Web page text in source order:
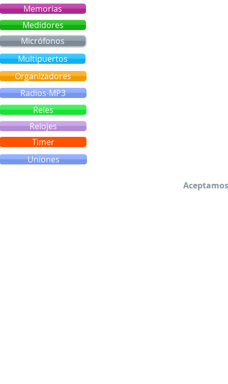
Memorias
Medidores
Micrófonos
Multipuertos
Organizadores
Radios-MP3
Reles
Relojes
Timer
Uniones